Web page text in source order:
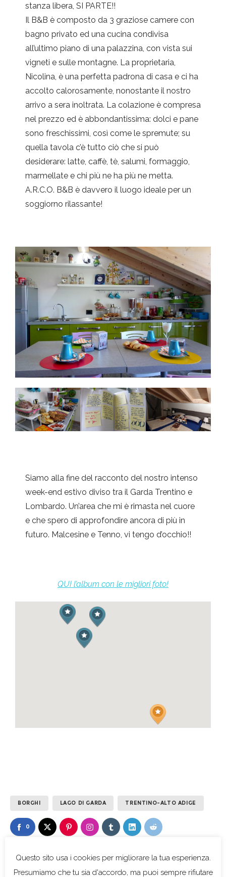
stanza libera, SI PARTE!!
Il B&B è composto da 3 graziose camere con
bagno privato ed una cucina condivisa
all’ultimo piano di una palazzina, con vista sui
vigneti e sulle montagne. La proprietaria,
Nicolina, è una perfetta padrona di casa e ci ha
accolto calorosamente, nonostante il nostro
arrivo a sera inoltrata. La colazione è compresa
nel prezzo ed è abbondantissima: dolci e pane
sono freschissimi, così come le spremute; su
quella tavola c’è tutto ciò che si può
desiderare: latte, caffè, tè, salumi, formaggio,
marmellate e chi più ne ha più ne metta.
A.R.C.O. B&B è davvero il luogo ideale per un
soggiorno rilassante!
Siamo alla fine del racconto del nostro intenso
week-end estivo diviso tra il Garda Trentino e
Lombardo. Un’area che mi è rimasta nel cuore
e che spero di approfondire ancora di più in
futuro. Malcesine e Tenno, vi tengo d’occhio!!
QUI l’album con le migliori foto!
BORGHI LAGO DI GARDA TRENTINO-ALTO ADIGE
0